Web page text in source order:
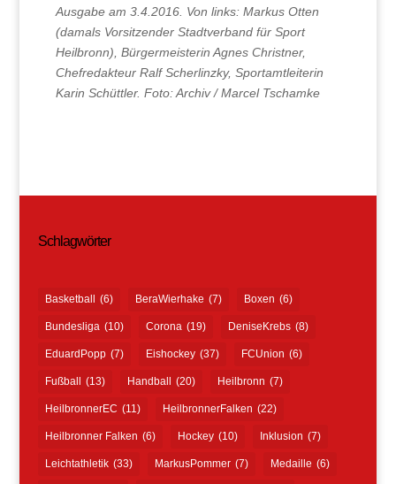
Ausgabe am 3.4.2016. Von links: Markus Otten
(damals Vorsitzender Stadtverband für Sport
Heilbronn), Bürgermeisterin Agnes Christner,
Chefredakteur Ralf Scherlinzky, Sportamtleiterin
Karin Schüttler. Foto: Archiv / Marcel Tschamke
Schlagwörter
Basketball (6) BeraWierhake (7) Boxen (6)
Bundesliga (10) Corona (19) DeniseKrebs (8)
EduardPopp (7) Eishockey (37) FCUnion (6)
Fußball (13) Handball (20) Heilbronn (7)
HeilbronnerEC (11) HeilbronnerFalken (22)
Heilbronner Falken (6) Hockey (10) Inklusion (7)
Leichtathletik (33) MarkusPommer (7) Medaille (6)